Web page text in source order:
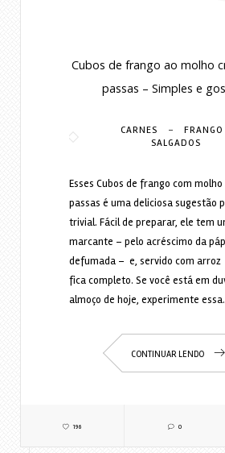
Cubos de frango ao molho
passas – Simples e
CARNES - FRANGO
SALGADOS
Esses Cubos de frango com
passas é uma deliciosa sugestão
trivial. Fácil de preparar, ele tem
marcante – pelo acréscimo da
defumada – e, servido com arroz
fica completo. Se você está em
almoço de hoje, experimente
CONTINUAR LENDO
196 0